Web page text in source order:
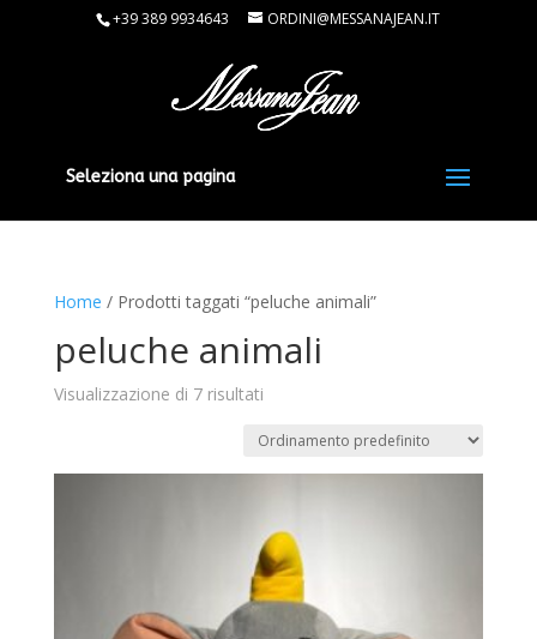
+39 389 9934643 ORDINI@MESSANAJEAN.IT
Seleziona una pagina
Home / Prodotti taggati “peluche animali”
peluche animali
Visualizzazione di 7 risultati